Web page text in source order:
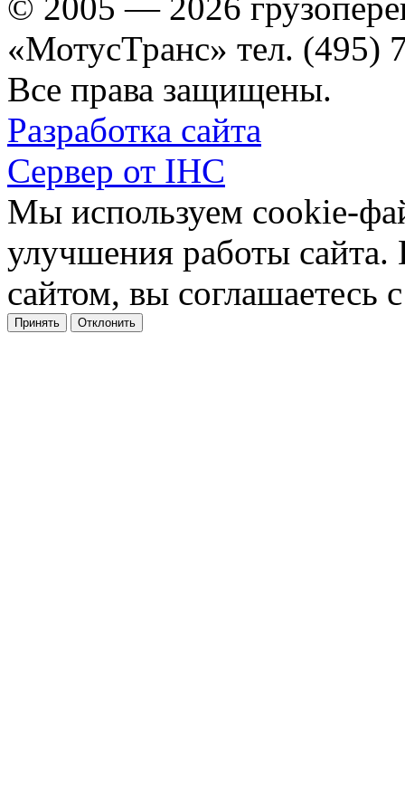
«МотусТранс» тел. (495)
Все права защищены.
Разработка сайта
Сервер от IHC
Мы используем cookie-
улучшения работы сайта.
сайтом, вы соглашаетесь
Принять Отклонить